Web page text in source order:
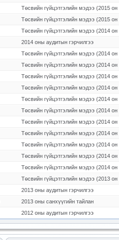
Төсвийн гүйцэтгэлийн мэдээ (2015 он
Төсвийн гүйцэтгэлийн мэдээ (2015 он
Төсвийн гүйцэтгэлийн мэдээ (2014 он
2014 оны аудитын гэрчилгээ
Төсвийн гүйцэтгэлийн мэдээ (2014 он
Төсвийн гүйцэтгэлийн мэдээ (2014 он
Төсвийн гүйцэтгэлийн мэдээ (2014 он
Төсвийн гүйцэтгэлийн мэдээ (2014 он
Төсвийн гүйцэтгэлийн мэдээ (2014 он
Төсвийн гүйцэтгэлийн мэдээ (2014 он
Төсвийн гүйцэтгэлийн мэдээ (2014 он
Төсвийн гүйцэтгэлийн мэдээ (2014 он
Төсвийн гүйцэтгэлийн мэдээ (2014 он
Төсвийн гүйцэтгэлийн мэдээ (2014 он
Төсвийн гүйцэтгэлийн мэдээ (2014 он
Төсвийн гүйцэтгэлийн мэдээ (2013 он
2013 оны аудитын гэрчилгээ
2013 оны санхүүгийн тайлан
2012 оны аудитын гэрчилгээ